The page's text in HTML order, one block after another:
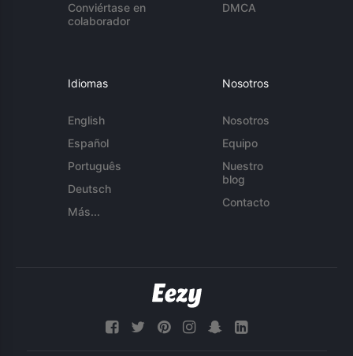
Conviértase en
colaborador
DMCA
Idiomas
English
Español
Português
Deutsch
Más...
Nosotros
Nosotros
Equipo
Nuestro
blog
Contacto